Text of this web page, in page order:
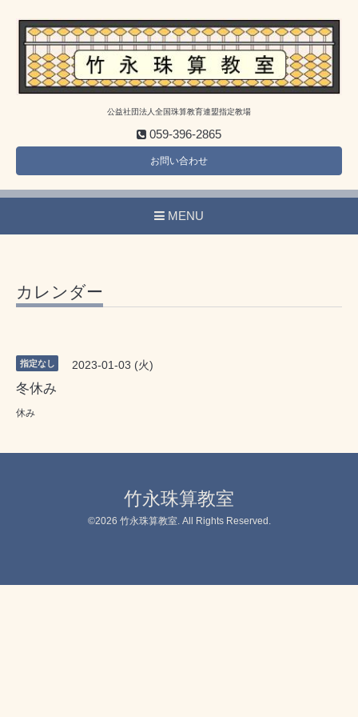
公益社団法人全国珠算教育連盟指定教場
059-396-2865
お問い合わせ
MENU
カレンダー
指定なし 2023-01-03 (火)
冬休み
休み
竹永珠算教室
©2026 竹永珠算教室. All Rights Reserved.